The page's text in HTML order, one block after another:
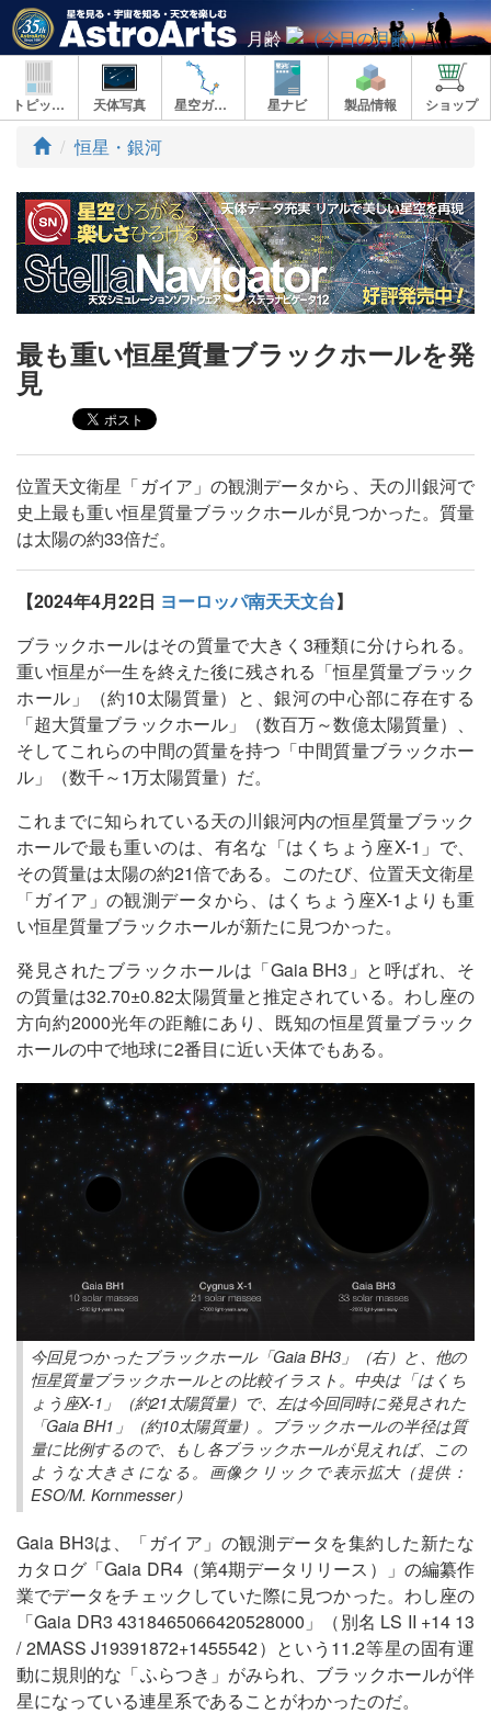
月齢
トピックス 天体写真 星空ガイド 星ナビ 製品情報 ショップ
ト
プ
恒星・銀河
最も重い恒星質量ブラックホールを発
見
位置天文衛星「ガイア」の観測データから、天の川銀河で
史上最も重い恒星質量ブラックホールが見つかった。質量
は太陽の約33倍だ。
【2024年4月22日 ヨーロッパ南天天文台】
ブラックホールはその質量で大きく3種類に分けられる。
重い恒星が一生を終えた後に残される「恒星質量ブラック
ホール」（約10太陽質量）と、銀河の中心部に存在する
「超大質量ブラックホール」（数百万～数億太陽質量）、
そしてこれらの中間の質量を持つ「中間質量ブラックホー
ル」（数千～1万太陽質量）だ。
これまでに知られている天の川銀河内の恒星質量ブラック
ホールで最も重いのは、有名な「はくちょう座X-1」で、
その質量は太陽の約21倍である。このたび、位置天文衛星
「ガイア」の観測データから、はくちょう座X-1よりも重
い恒星質量ブラックホールが新たに見つかった。
発見されたブラックホールは「Gaia BH3」と呼ばれ、そ
の質量は32.70±0.82太陽質量と推定されている。わし座の
方向約2000光年の距離にあり、既知の恒星質量ブラック
ホールの中で地球に2番目に近い天体でもある。
今回見つかったブラックホール「Gaia BH3」（右）と、他の
恒星質量ブラックホールとの比較イラスト。中央は「はくち
ょう座X-1」（約21太陽質量）で、左は今回同時に発見された
「Gaia BH1」（約10太陽質量）。ブラックホールの半径は質
量に比例するので、もし各ブラックホールが見えれば、この
ような大きさになる。画像クリックで表示拡大（提供：
ESO/M. Kornmesser）
Gaia BH3は、「ガイア」の観測データを集約した新たな
カタログ「Gaia DR4（第4期データリリース）」の編纂作
業でデータをチェックしていた際に見つかった。わし座の
「Gaia DR3 4318465066420528000」（別名 LS II +14 13
/ 2MASS J19391872+1455542）という11.2等星の固有運
動に規則的な「ふらつき」がみられ、ブラックホールが伴
星になっている連星系であることがわかったのだ。